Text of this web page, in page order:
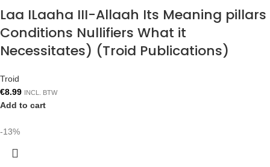
Laa ILaaha III-Allaah Its Meaning pillars
Conditions Nullifiers What it
Necessitates) (Troid Publications)
Troid
€8.99 INCL. BTW
Add to cart
-13%